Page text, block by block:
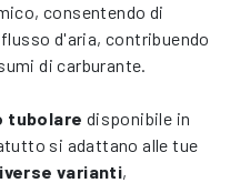
consentendo di
d'aria, contribuendo
di carburante.
tubolare disponibile in
si adattano alle tue
varianti,